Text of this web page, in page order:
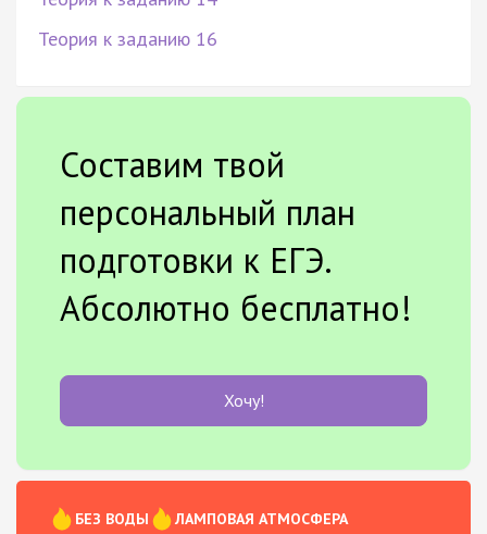
Теория к заданию 16
Составим твой
персональный план
подготовки к ЕГЭ.
Абсолютно бесплатно!
Хочу!
БЕЗ ВОДЫ
ЛАМПОВАЯ АТМОСФЕРА